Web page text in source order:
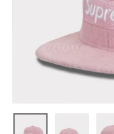
シュウールボック
スロゴニューエラ
キャップ ピンク
NEW ITEMS
Tシャツ・ロングスリーブ